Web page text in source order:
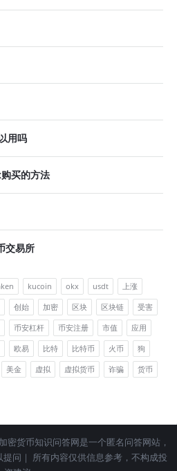
用吗
买的方法
交易所
kucoin okx usdt
上涨
创始 加密 区块 区块链
受害
币安杠杆 币安注册 市值
应用
欧易 比特 比特币 火币
狗
美金 虚拟 虚拟货币 诈骗
货币
密货币知识问答网是一个匿名问答网站，
问｜ 所有内容仅供信息参考，不构成投